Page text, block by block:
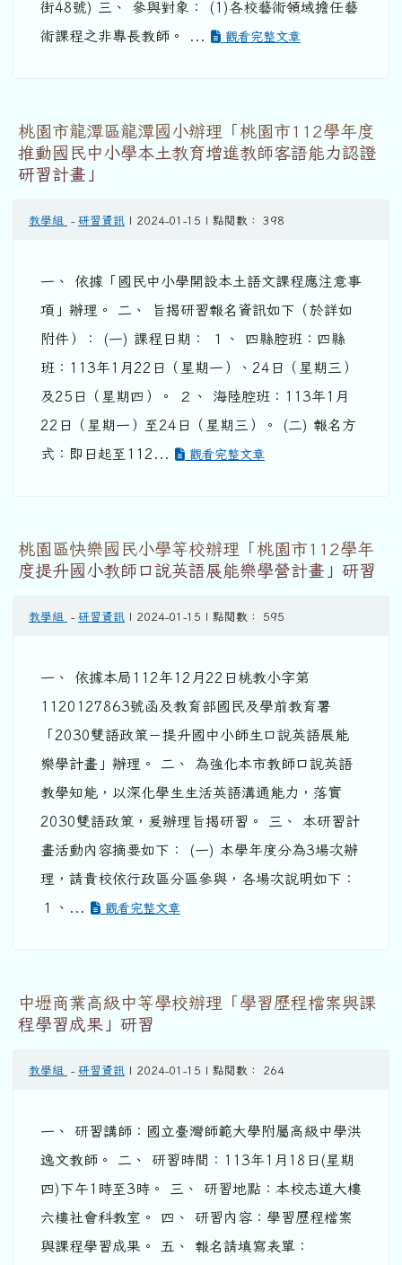
街48號) 三、 參與對象： (1)各校藝術領域擔任藝
術課程之非專長教師。 ...
觀看完整文章
桃園市龍潭區龍潭國小辦理「桃園市112學年度
推動國民中小學本土教育增進教師客語能力認證
研習計畫」
教學組 - 研習資訊 | 2024-01-15 | 點閱數： 398
一、 依據「國民中小學開設本土語文課程應注意事
項」辦理。 二、 旨揭研習報名資訊如下（於詳如
附件）： (一) 課程日期： １、 四縣腔班：四縣
班：113年1月22日（星期一）、24日（星期三）
及25日（星期四）。 ２、 海陸腔班：113年1月
22日（星期一）至24日（星期三）。 (二) 報名方
式：即日起至112...
觀看完整文章
桃園區快樂國民小學等校辦理「桃園市112學年
度提升國小教師口說英語展能樂學營計畫」研習
教學組 - 研習資訊 | 2024-01-15 | 點閱數： 595
一、 依據本局112年12月22日桃教小字第
1120127863號函及教育部國民及學前教育署
「2030雙語政策－提升國中小師生口說英語展能
樂學計畫」辦理。 二、 為強化本市教師口說英語
教學知能，以深化學生生活英語溝通能力，落實
2030雙語政策，爰辦理旨揭研習。 三、 本研習計
畫活動內容摘要如下： (一) 本學年度分為3場次辦
理，請貴校依行政區分區參與，各場次說明如下：
１、...
觀看完整文章
中壢商業高級中等學校辦理「學習歷程檔案與課
程學習成果」研習
教學組 - 研習資訊 | 2024-01-15 | 點閱數： 264
一、 研習講師：國立臺灣師範大學附屬高級中學洪
逸文教師。 二、 研習時間：113年1月18日(星期
四)下午1時至3時。 三、 研習地點：本校志道大樓
六樓社會科教室。 四、 研習內容：學習歷程檔案
與課程學習成果。 五、 報名請填寫表單：